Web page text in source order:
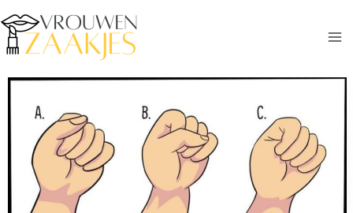
naar
de